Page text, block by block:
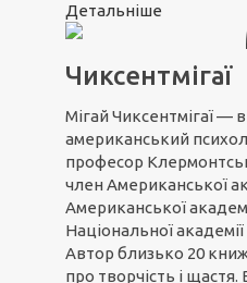
Детальніше
Чиксентмігаї
Мігай Чиксентмігаї —
американський
професор
член Американської
Американської
Національної
Автор близько 20
про творчість і щастя.